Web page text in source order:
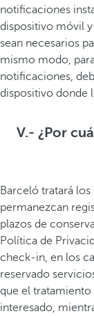
notificaciones
dispositivo móvil
sean necesarios
mismo modo,
notificaciones,
dispositivo donde
V.- ¿Por
Barceló tratará
permanezcan
plazos de
Política de
check-in, en los
reservado
que el
interesado,